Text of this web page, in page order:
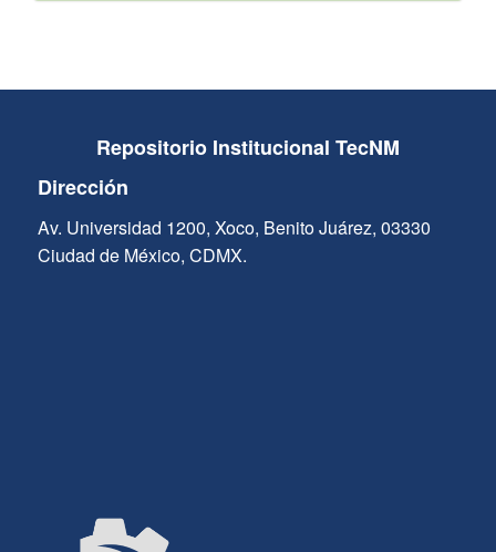
Repositorio Institucional TecNM
Dirección
Av. Universidad 1200, Xoco, Benito Juárez, 03330
Ciudad de México, CDMX.